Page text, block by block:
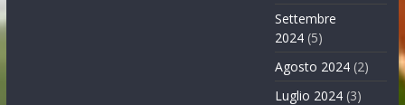
Settembre
2024 (5)
Agosto 2024 (2)
Luglio 2024 (3)